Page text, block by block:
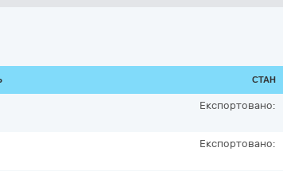
СТАН
Експортовано:
Експортовано: